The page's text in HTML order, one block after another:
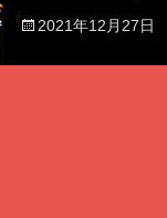
Posted
2021年12月27日